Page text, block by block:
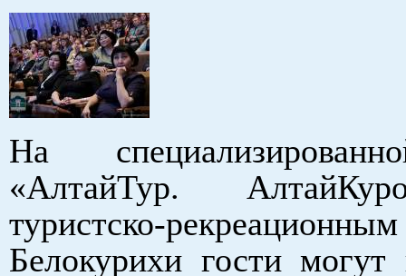
На
«АлтайТур.
туристско-
Белокурихи гости могут